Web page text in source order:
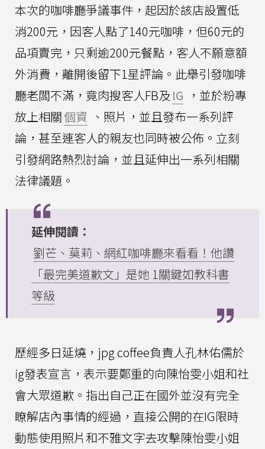
本次的咖啡廳爭議事件，起因於該店設置低
消200元，因客人點了140元咖啡，但60元的
品項賣完，只剩逾200元餐點，客人不願意額
外消費，離開後留下1星評論。此舉引發咖啡
廳老闆不滿，竟肉搜客人FB及 IG ，並於粉專
放上相關個資 、照片，並且發布一系列評
論，甚至連客人的親友也同時被公佈。立刻
引發網路熱烈討論，並且延伸出一系列相關
法律議題。
延伸閱讀：
劉芒、莫莉、網紅咖啡廳來看看！他讚
「最完美道歉文」是她 1關鍵如教科書
等級
歷經多日延燒，jpg coffee負責人孔林佑儒於
ig發表宣言，表示要鄭重的向陳怡雯小姐和社
會大眾道歉。指出自己正在國外並沒有完全
瞭解店內事情的經過，直接公開的在IG限時
動態使用照片和不雅文字去攻擊陳怡雯小姐